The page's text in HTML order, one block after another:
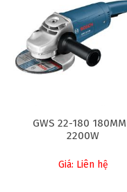
GWS 22-180
2200W
Giá: Liên hệ